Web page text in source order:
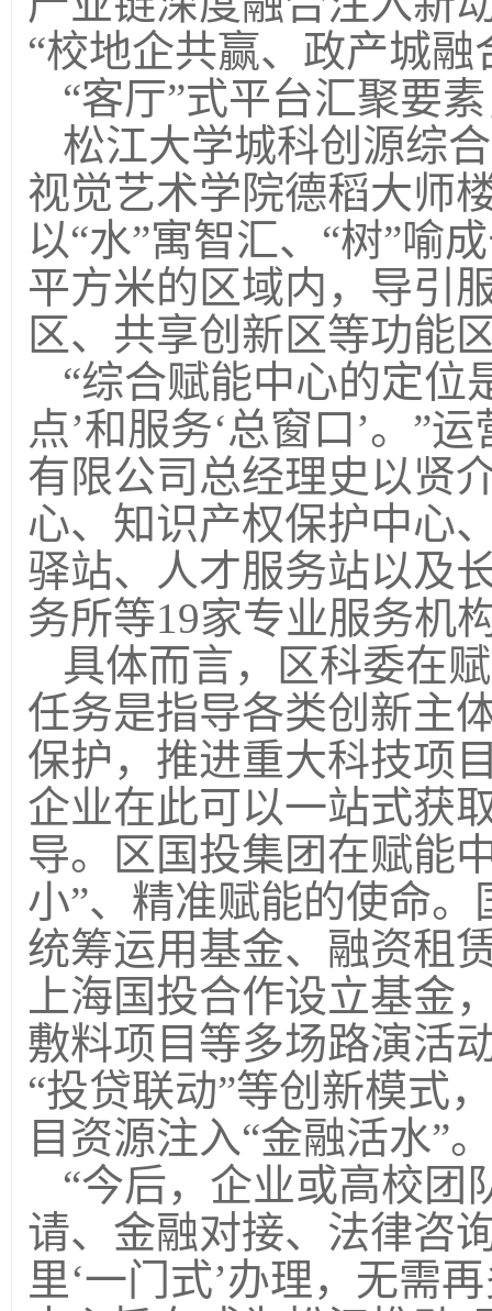
“校地企共赢、政产城
“客厅”式平台汇聚要
松江大学城科创源综
视觉艺术学院德稻大师
以“水”寓智汇、“树”喻
平方米的区域内，导引
区、共享创新区等功能
“综合赋能中心的定位
点’和服务‘总窗口’。”
有限公司总经理史以贤
心、知识产权保护中心
驿站、人才服务站以及
务所等19家专业服务机
具体而言，区科委在
任务是指导各类创新主
保护，推进重大科技项
企业在此可以一站式获
导。区国投集团在赋能
小”、精准赋能的使命。
统筹运用基金、融资租
上海国投合作设立基金
敷料项目等多场路演活
“投贷联动”等创新模式
目资源注入“金融活水”。
“今后，企业或高校团
请、金融对接、法律咨
里‘一门式’办理，无需